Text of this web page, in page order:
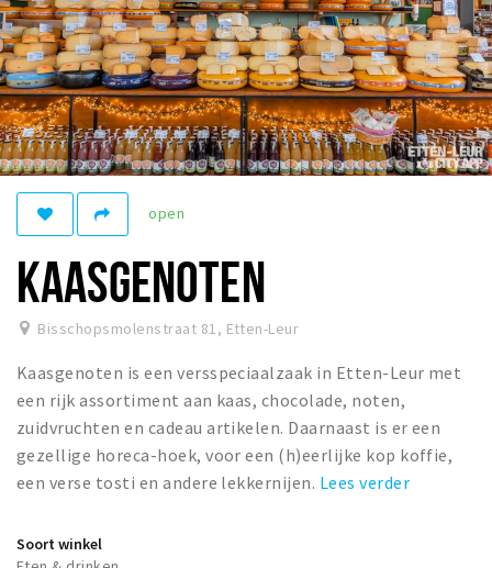
Eten
Drinken
Slapen
Recreatief
Winkels
Winkelgebieden
Bezienswaardigheden
Musea, theaters & podia
Uitjes & activiteiten
Toeristische routes
Natuurgebieden
Baroniepoorten
open
KAASGENOTEN
Bisschopsmolenstraat 81, Etten-Leur
Kaasgenoten is een versspeciaalzaak in Etten-Leur met
een rijk assortiment aan kaas, chocolade, noten,
zuidvruchten en cadeau artikelen. Daarnaast is er een
gezellige horeca-hoek, voor een (h)eerlijke kop koffie,
een verse tosti en andere lekkernijen. Lees verder
Soort winkel